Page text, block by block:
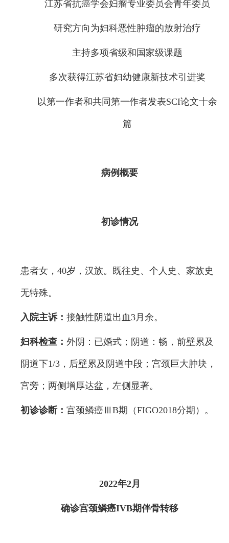
江苏省抗癌学会妇瘤专业委员会青年委员
研究方向为妇科恶性肿瘤的放射治疗
主持多项省级和国家级课题
多次获得江苏省妇幼健康新技术引进奖
以第一作者和共同第一作者发表SCI论文十余
篇
病例概要
初诊情况
患者女，40岁，汉族。既往史、个人史、家族史
无特殊。
入院主诉： 接触性阴道出血3月余。
妇科检查： 外阴：已婚式；阴道：畅，前壁累及
阴道下1/3，后壁累及阴道中段；宫颈巨大肿块，
宫旁；两侧增厚达盆，左侧显著。
初诊诊断： 宫颈鳞癌ⅢB期（FIGO2018分期）。
2022年2月
确诊宫颈鳞癌IVB期伴骨转移